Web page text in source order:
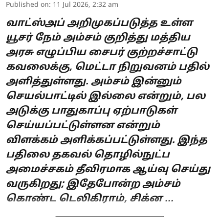
Published on: 11 Jul 2026, 2:32 am
வாட்ஸ்அப் அறிமுகப்படுத்த உள்ள
யூசர் நேம் அம்சம் குறித்து மத்திய
அரசு எழுப்பிய சைபர் குற்றச்சாட்டு
கவலைக்கு, மெட்டா நிறுவனம் பதில்
அளித்துள்ளது. அம்சம் இன்னும்
செயல்பாட்டில் இல்லை என்றும், பல
அடுக்கு பாதுகாப்பு ஏற்பாடுகள்
செய்யப்பட்டுள்ளன என்றும்
விளக்கம் அளிக்கப்பட்டுள்ளது. இந்த
பதிலை தகவல் தொழில்நுட்ப
அமைச்சகம் தீவிரமாக ஆய்வு செய்து
வருகிறது; இதேபோன்ற அம்சம்
கொண்ட டெலிகிராம், சிக்ன ...